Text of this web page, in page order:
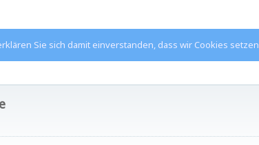
Sie sich damit einverstanden, dass wir Cookies